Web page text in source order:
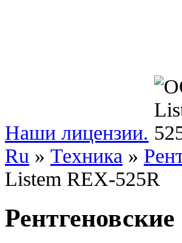
Наши лицензии.
Ru » Техника »
Listem REX-525R